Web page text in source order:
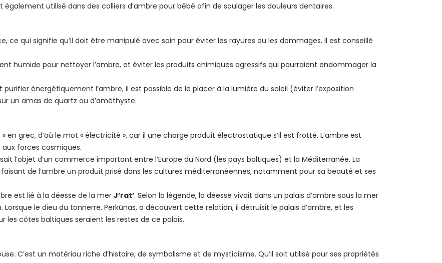
utilisé dans des colliers d’ambre pour bébé afin de soulager les douleurs dentaires.
ce qui signifie qu’il doit être manipulé avec soin pour éviter les rayures ou les dommages. Il est conseillé
humide pour nettoyer l’ambre, et éviter les produits chimiques agressifs qui pourraient endommager la
purifier énergétiquement l’ambre, il est possible de le placer à la lumière du soleil (éviter l’exposition
un amas de quartz ou d’améthyste.
» en grec, d’où le mot « électricité », car il une charge produit électrostatique s’il est frotté. L’ambre est
forces cosmiques.
l’objet d’un commerce important entre l’Europe du Nord (les pays baltiques) et la Méditerranée. La
faisant de l’ambre un produit prisé dans les cultures méditerranéennes, notamment pour sa beauté et ses
est lié à la déesse de la mer J’rat’. Selon la légende, la déesse vivait dans un palais d’ambre sous la mer
le dieu du tonnerre, Perkūnas, a découvert cette relation, il détruisit le palais d’ambre, et les
les côtes baltiques seraient les restes de ce palais.
C’est un matériau riche d’histoire, de symbolisme et de mysticisme. Qu’il soit utilisé pour ses propriétés